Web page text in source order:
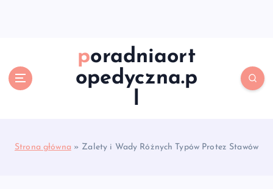
poradniaort
opedyczna.p
l
Strona główna » Zalety i Wady Różnych Typów Protez Stawów